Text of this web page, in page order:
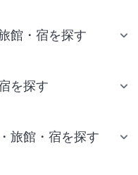
館・宿を探す
を探す
旅館・宿を探す